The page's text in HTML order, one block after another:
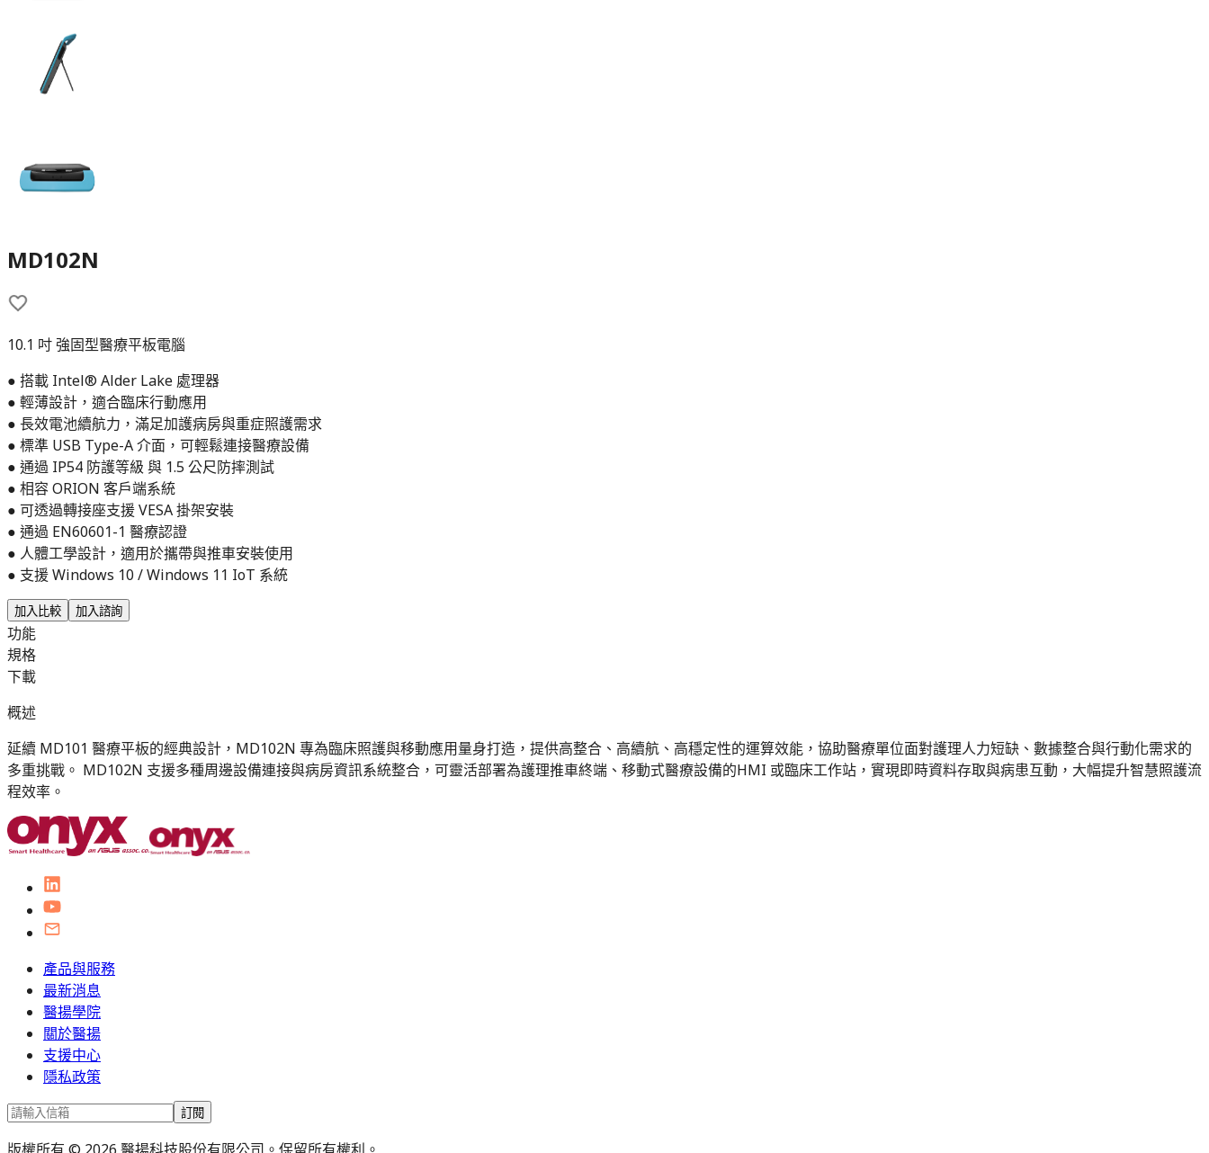
MD102N
10.1 吋 強固型醫療平板電腦
● 搭載 Intel® Alder Lake 處理器
● 輕薄設計，適合臨床行動應用
● 長效電池續航力，滿足加護病房與重症照護需求
● 標準 USB Type-A 介面，可輕鬆連接醫療設備
● 通過 IP54 防護等級 與 1.5 公尺防摔測試
● 相容 ORION 客戶端系統
● 可透過轉接座支援 VESA 掛架安裝
● 通過 EN60601-1 醫療認證
● 人體工學設計，適用於攜帶與推車安裝使用
● 支援 Windows 10 / Windows 11 IoT 系統
加入比較 加入諮詢
功能
規格
下載
概述
延續 MD101 醫療平板的經典設計，MD102N 專為臨床照護與移動應用量身打造，提供高整合、高續航、高穩定性的運算效能，協助醫療單位面對護理人力短缺、數據整合與行動化需求的
多重挑戰。 MD102N 支援多種周邊設備連接與病房資訊系統整合，可靈活部署為護理推車終端、移動式醫療設備的HMI 或臨床工作站，實現即時資料存取與病患互動，大幅提升智慧照護流
程效率。
產品與服務
最新消息
醫揚學院
關於醫揚
支援中心
隱私政策
訂閱